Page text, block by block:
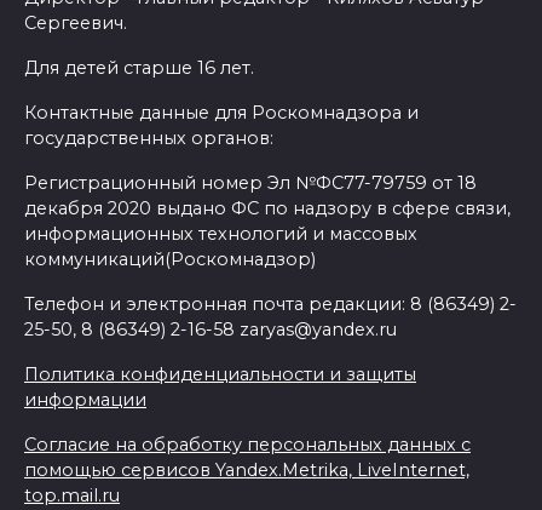
Сергеевич.
Для детей старше 16 лет.
Контактные данные для Роскомнадзора и
государственных органов:
Регистрационный номер Эл №ФС77-79759 от 18
декабря 2020 выдано ФС по надзору в сфере связи,
информационных технологий и массовых
коммуникаций(Роскомнадзор)
Телефон и электронная почта редакции: 8 (86349) 2-
25-50, 8 (86349) 2-16-58 zaryas@yandex.ru
Политика конфиденциальности и защиты
информации
Согласие на обработку персональных данных с
помощью сервисов Yandex.Metrika, LiveInternet,
top.mail.ru